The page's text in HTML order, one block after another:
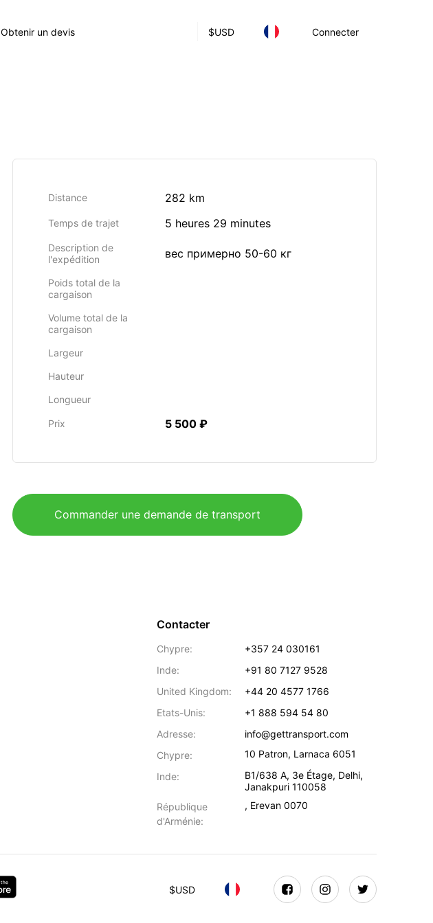
$USD Connecter
Obtenir un devis
Distance 282 km
Temps de trajet 5 heures 29 minutes
Description de
l'expédition
вес примерно 50-60 кг
Poids total de la
cargaison
Volume total de la
cargaison
Largeur
Hauteur
Longueur
Prix 5 500 ₽
Commander une demande de transport
Contacter
Chypre:
+357 24 030161
Inde:
+91 80 7127 9528
United Kingdom:
+44 20 4577 1766
Etats-Unis:
+1 888 594 54 80
Adresse:
info@gettransport.com
Chypre:
10 Patron, Larnaca 6051
Inde:
B1/638 A, 3e Étage, Delhi,
Janakpuri 110058
République
d'Arménie:
, Erevan 0070
$USD